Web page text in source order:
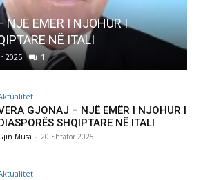
Rome- Shtator 2025
2025 0
GJONAJ – NJË EMËR I NJOHUR I
SHQIPTARE NË ITALI
Musa - 20 Shtator 2025